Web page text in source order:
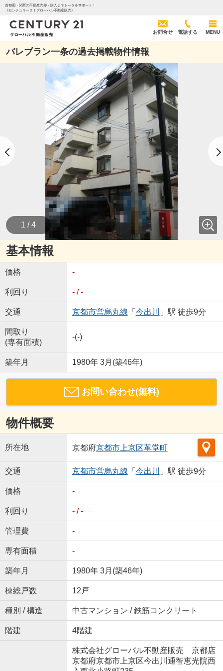
首都圏・関西の不動産売却・購入までトータルサポート！
《センチュリー２１グローバル不動産販売》
お問合せ 電話する MENU
バレブラン一条の過去掲載物件情報
1 / 4
基本情報
価格 -
利回り - / -
交通 京都市営烏丸線 「 今出川 」駅 徒歩9分
間取り
(専有面積)
-(-)
築年月 1980年 3月(築46年)
お問い合わせ(無料)
物件概要
所在地 京都府京都市上京区革堂町
交通 京都市営烏丸線 「 今出川 」駅 徒歩9分
価格 -
利回り - / -
管理費 -
専有面積 -
築年月 1980年 3月(築46年)
棟総戸数 12戸
種別 / 構造 中古マンション / 鉄筋コンクリート
階建 4階建
株式会社グローバル不動産販売 京都店
京都府京都市上京区今出川通智恵光院西